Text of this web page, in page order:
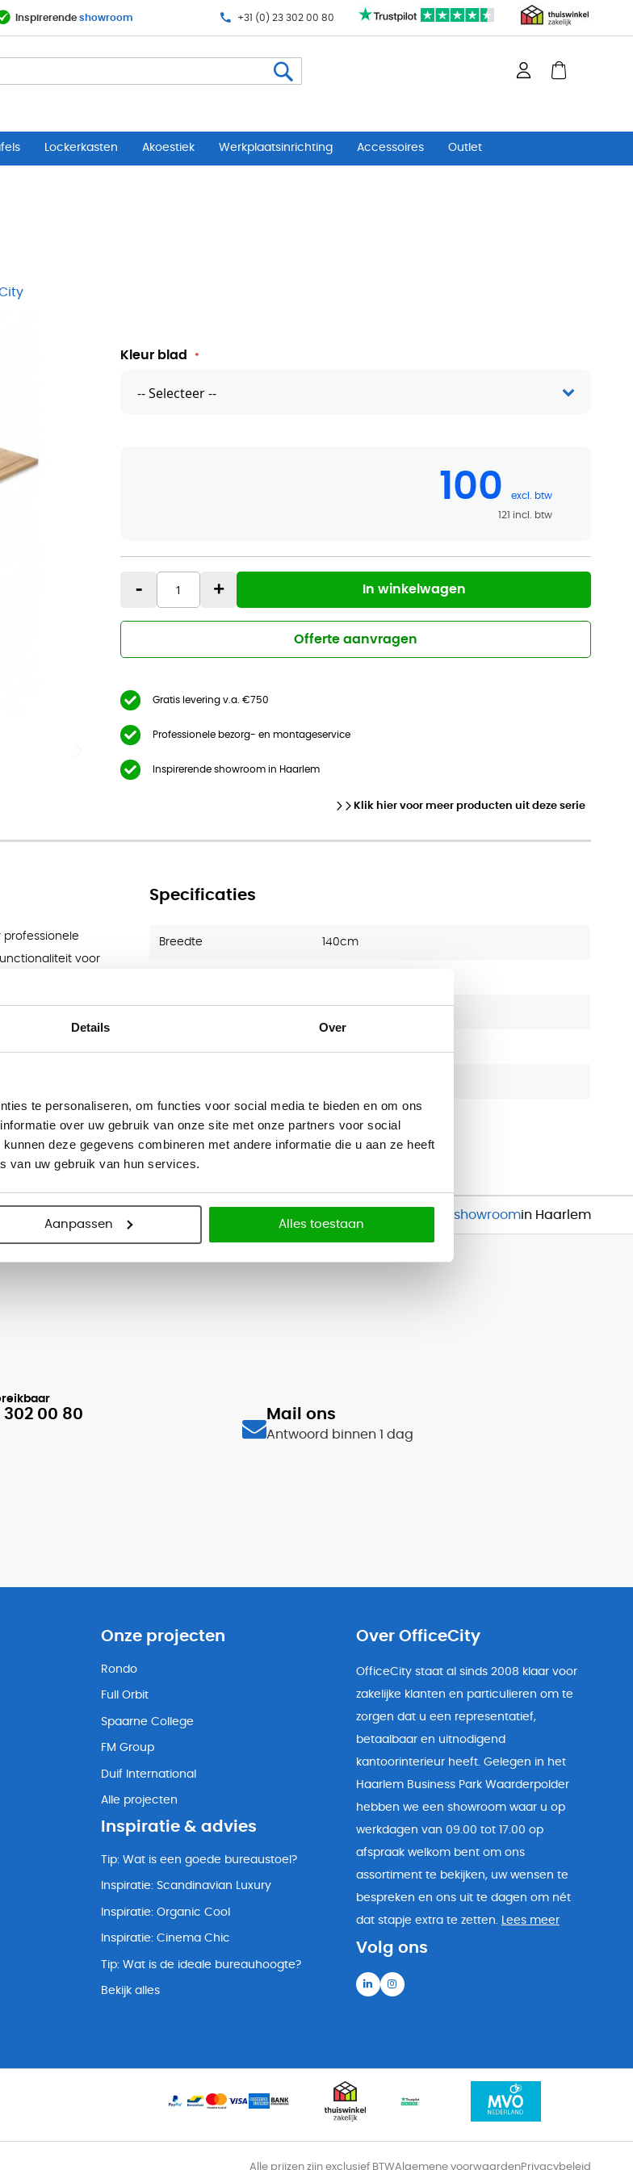
Details Over
te personaliseren, om functies voor social media te bieden en om ons
over uw gebruik van onze site met onze partners voor social
deze gegevens combineren met andere informatie die u aan ze heeft
van uw gebruik van hun services.
Aanpassen Alles toestaan
Inspirerende showroom +31 (0) 23 302 00 80
Lockerkasten Akoestiek Werkplaatsinrichting Accessoires Outlet
Kleur blad
100
121
- + In winkelwagen
Offerte aanvragen
Gratis levering v.a. €750
Professionele bezorg- en montageservice
Inspirerende showroom in Haarlem
Klik hier voor meer producten uit deze serie
professionele
voor
melamine
voor
kan worden
Specificaties
Breedte 140cm
showroomin Haarlem
302 00 80 Mail ons
Antwoord binnen 1 dag
Onze projecten
Rondo
Full Orbit
Spaarne College
FM Group
Duif International
Alle projecten
Inspiratie & advies
Tip: Wat is een goede bureaustoel?
Inspiratie: Scandinavian Luxury
Inspiratie: Organic Cool
Inspiratie: Cinema Chic
Tip: Wat is de ideale bureauhoogte?
Bekijk alles
Over OfficeCity
OfficeCity staat al sinds 2008 klaar voor
zakelijke klanten en particulieren om te
zorgen dat u een representatief,
betaalbaar en uitnodigend
kantoorinterieur heeft. Gelegen in het
Haarlem Business Park Waarderpolder
hebben we een showroom waar u op
werkdagen van 09.00 tot 17.00 op
afspraak welkom bent om ons
assortiment te bekijken, uw wensen te
bespreken en ons uit te dagen om nét
dat stapje extra te zetten.
Lees meer
Volg ons
Alle prijzen zijn exclusief BTWAlgemene voorwaardenPrivacybeleid